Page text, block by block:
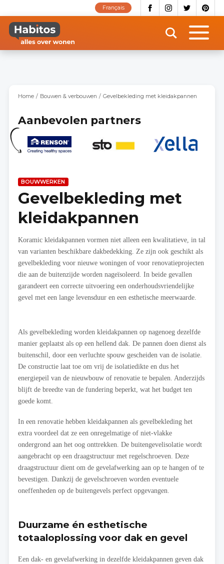
naar
inhoud
gaan
Français
Home Bouwen & verbouwen Gevelbekleding met kleidakpannen
Aanbevolen partners
BOUWWERKEN
Gevelbekleding met
kleidakpannen
Koramic kleidakpannen vormen niet alleen een kwalitatieve, in tal
van varianten beschikbare dakbedekking. Ze zijn ook geschikt als
gevelbekleding voor nieuwe woningen of voor renovatieprojecten
die aan de buitenzijde worden nageïsoleerd. In beide gevallen
garandeert een correcte uitvoering een onderhoudsvriendelijke
gevel met een lange levensduur en een esthetische meerwaarde.
Als gevelbekleding worden kleidakpannen op nagenoeg dezelfde
manier geplaatst als op een hellend dak. De pannen doen dienst als
buitenschil, door een verluchte spouw gescheiden van de isolatie.
De constructie laat toe om vrij de isolatiedikte en dus het
energiepeil van de nieuwbouw of renovatie te bepalen. Anderzijds
blijft de breedte van de fundering beperkt, wat het budget ten
goede komt.
In een renovatie hebben kleidakpannen als gevelbekleding het
extra voordeel dat ze een onregelmatige of niet-vlakke
ondergrond aan het oog onttrekken. De buitengevelisolatie wordt
aangebracht op een draagstructuur met regelschroeven. Deze
draagstructuur dient om de gevelafwerking aan op te hangen of te
bevestigen. Dankzij de gevelschroeven worden eventuele
oneffenheden op de buitengevels perfect opgevangen.
Duurzame én esthetische
totaaloplossing voor dak en gevel
Een dak- en gevelafwerking in dezelfde kleidakpannen geven dak